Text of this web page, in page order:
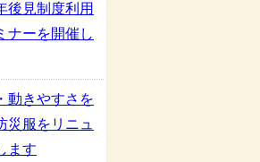
後見制度利用
ナーを開催し
動きやすさを
災服をリニュ
ます